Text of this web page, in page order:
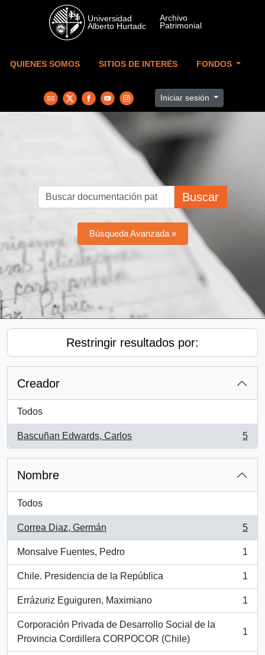
Skip to main content
QUIENES SOMOS SITIOS DE INTERÉS FONDOS
Iniciar sesión
Buscar
Búsqueda Avanzada »
Restringir resultados por:
Creador
Todos
Bascuñan Edwards, Carlos
, 5 resultados
5
Nombre
Todos
Correa Diaz, Germán
, 5 resultados
5
Monsalve Fuentes, Pedro
, 1 resultados
1
Chile. Presidencia de la República
, 1 resultados
1
Errázuriz Eguiguren, Maximiano
, 1 resultados
1
Corporación Privada de Desarrollo Social de la
Provincia Cordillera CORPOCOR (Chile)
, 1 resultados
1